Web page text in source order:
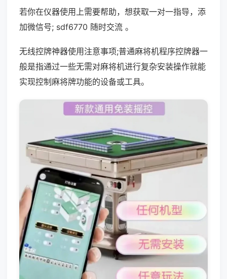
若你在仪器使用上需要帮助，想获取一对一指导，添
加微信号; sdf6770 随时交流 。
无线控牌神器使用注意事项;普通麻将机程序控牌器一
般是指通过一些无需对麻将机进行复杂安装操作就能
实现控制麻将牌功能的设备或工具。